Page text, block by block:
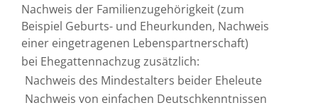
Nachweis der Familienzugehörigkeit (zum
Beispiel Geburts- und Eheurkunden, Nachweis
einer eingetragenen Lebenspartnerschaft)
bei Ehegattennachzug zusätzlich:
Nachweis des Mindestalters beider Eheleute
Nachweis von einfachen Deutschkenntnissen